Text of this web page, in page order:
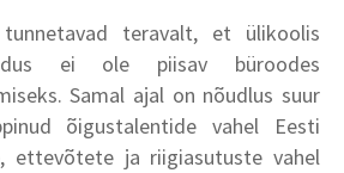
tunnetavad teravalt, et ülikoolis
ei ole piisav büroodes
Samal ajal on nõudlus suur
õigustalentide vahel Eesti
ettevõtete ja riigiasutuste vahel